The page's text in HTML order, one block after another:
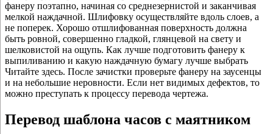
фанеру поэтапно, начиная со среднезернистой и заканчивая
мелкой наждачной. Шлифовку осуществляйте вдоль слоев, а
не поперек. Хорошо отшлифованная поверхность должна
быть ровной, совершенно гладкой, глянцевой на свету и
шелковистой на ощупь. Как лучше подготовить фанеру к
выпиливанию и какую наждачную бумагу лучше выбрать
Читайте здесь. После зачистки проверьте фанеру на заусенцы
и на небольшие неровности. Если нет видимых дефектов, то
можно преступать к процессу перевода чертежа.
Перевод шаблона часов с маятником